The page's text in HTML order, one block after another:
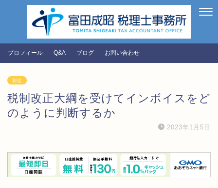
プロフィール Q&A ブログ お問い合わせ
税金
税制改正大綱を受けてインボイスをど
のように判断するか
2023年1月5日